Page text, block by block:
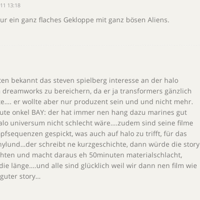
13:18
ein ganz flaches Gekloppe mit ganz bösen Aliens.
bekannt das steven spielberg interesse an der halo
zu bereichern, da er ja transformers gänzlich
er wollte aber nur produzent sein und und nicht mehr.
onkel BAY: der hat immer nen hang dazu marines gut
universum nicht schlecht wäre….zudem sind seine filme
gespickt, was auch auf halo zu trifft, für das
schreibt ne kurzgeschichte, dann würde die story
und macht daraus eh 50minuten materialschlacht,
länge….und alle sind glücklich weil wir dann nen film wie
story…